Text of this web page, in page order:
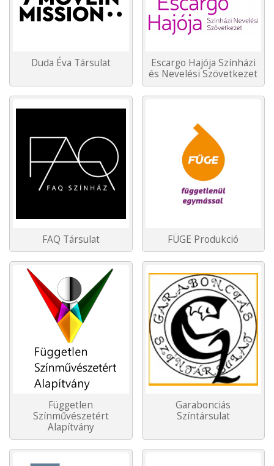
Duda Éva Társulat
Escargo Hajója Színházi
és Nevelési Szövetkezet
FAQ Társulat FÜGE Produkció
Független
Színművészetért
Alapítvány
Garabonciás
Színtársulat